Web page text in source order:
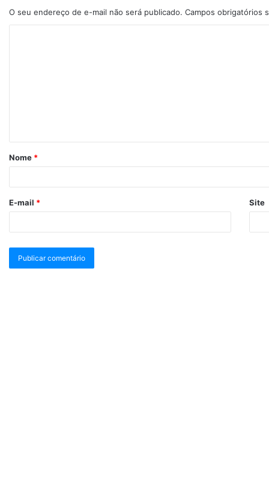
O seu endereço de e-mail não será publicado. Campos obrigatórios
Nome *
E-mail * Site